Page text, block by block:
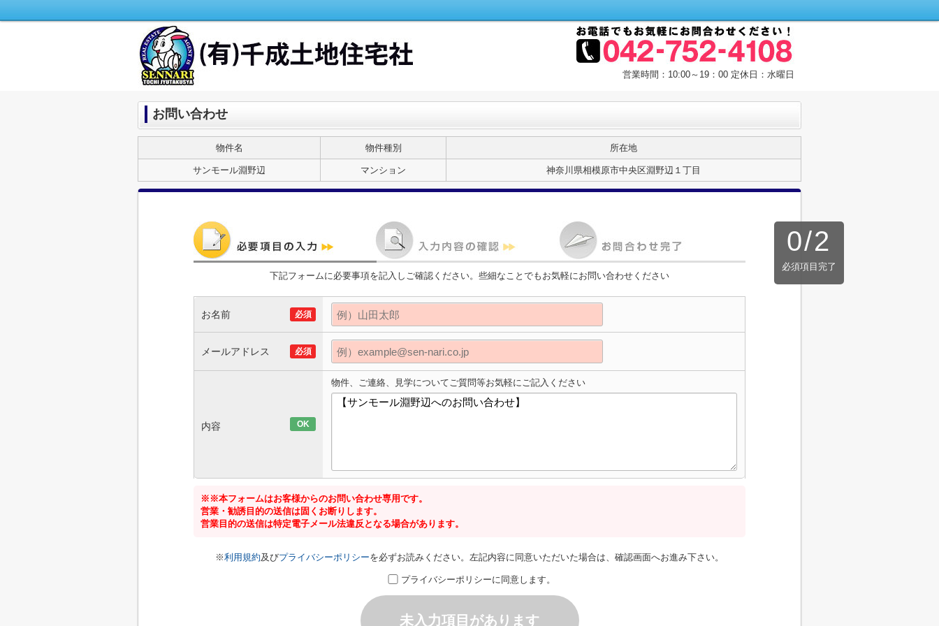
営業時間：10:00～19：00 定休日：水曜日
お問い合わせ
物件名 物件種別 所在地
サンモール淵野辺 マンション 神奈川県相模原市中央区淵野辺１丁目
0/2
必須項目完了
下記フォームに必要事項を記入しご確認ください。些細なことでもお気軽にお問い合わせください
お名前 必須
メールアドレス 必須
内容 OK
物件、ご連絡、見学についてご質問等お気軽にご記入ください
※※本フォームはお客様からのお問い合わせ専用です。
営業・勧誘目的の送信は固くお断りします。
営業目的の送信は特定電子メール法違反となる場合があります。
※利用規約及びプライバシーポリシーを必ずお読みください。左記内容に同意いただいた場合は、確認画面へお進み下さい。
プライバシーポリシーに同意します。
未入力項目があります